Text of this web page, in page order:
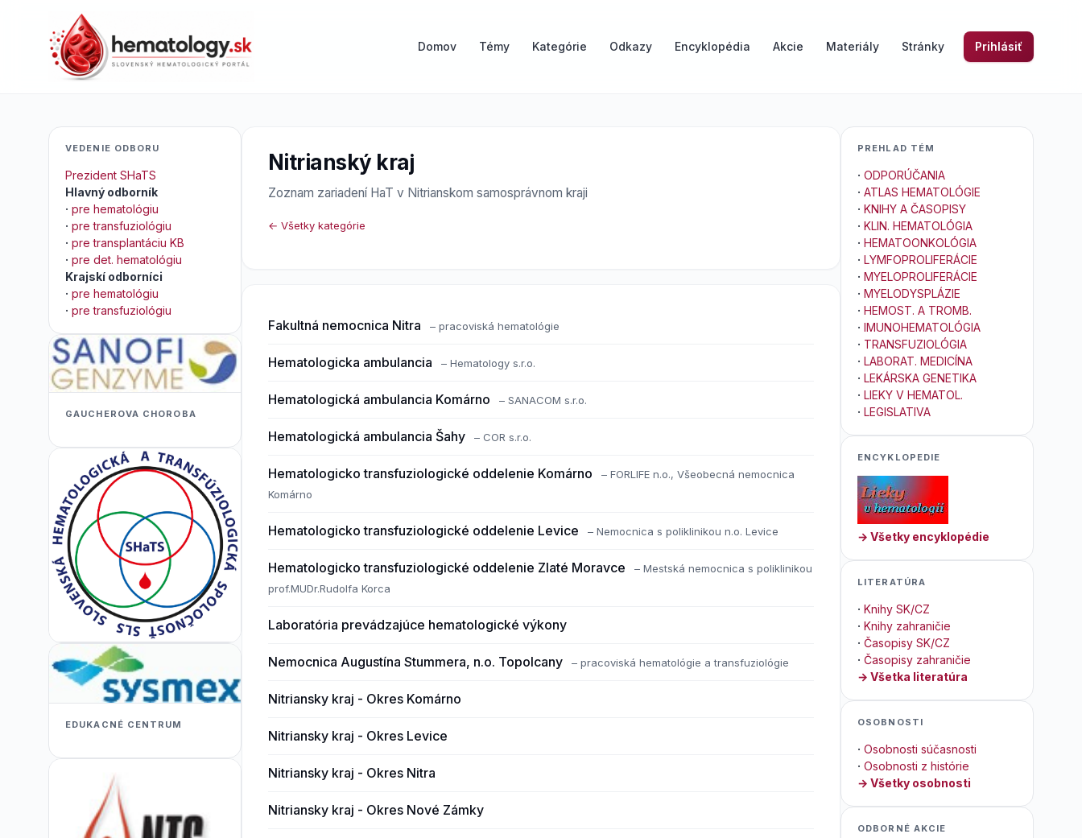
Domov Témy Kategórie Odkazy Encyklopédia Akcie Materiály Stránky Prihlásiť
Nitrianský kraj
Zoznam zariadení HaT v Nitrianskom samosprávnom kraji
← Všetky kategórie
Fakultná nemocnica Nitra – pracoviská hematológie
Hematologicka ambulancia – Hematology s.r.o.
Hematologická ambulancia Komárno – SANACOM s.r.o.
Hematologická ambulancia Šahy – COR s.r.o.
Hematologicko transfuziologické oddelenie Komárno
– FORLIFE n.o., Všeobecná nemocnica
Komárno
Hematologicko transfuziologické oddelenie Levice – Nemocnica s poliklinikou n.o. Levice
Hematologicko transfuziologické oddelenie Zlaté Moravce
– Mestská nemocnica s poliklinikou
prof.MUDr.Rudolfa Korca
Laboratória prevádzajúce hematologické výkony
Nemocnica Augustína Stummera, n.o. Topolcany – pracoviská hematológie a transfuziológie
Nitriansky kraj - Okres Komárno
Nitriansky kraj - Okres Levice
Nitriansky kraj - Okres Nitra
Nitriansky kraj - Okres Nové Zámky
VEDENIE ODBORU
Prezident SHaTS
Hlavný odborník
· pre hematológiu
· pre transfuziológiu
· pre transplantáciu KB
· pre det. hematológiu
Krajskí odborníci
· pre hematológiu
· pre transfuziológiu
GAUCHEROVA CHOROBA
EDUKACNÉ CENTRUM
PREHLAD TÉM
· ODPORÚČANIA
· ATLAS HEMATOLÓGIE
· KNIHY A ČASOPISY
· KLIN. HEMATOLÓGIA
· HEMATOONKOLÓGIA
· LYMFOPROLIFERÁCIE
· MYELOPROLIFERÁCIE
· MYELODYSPLÁZIE
· HEMOST. A TROMB.
· IMUNOHEMATOLÓGIA
· TRANSFUZIOLÓGIA
· LABORAT. MEDICÍNA
· LEKÁRSKA GENETIKA
· LIEKY V HEMATOL.
· LEGISLATIVA
ENCYKLOPEDIE
→ Všetky encyklopédie
LITERATÚRA
· Knihy SK/CZ
· Knihy zahraničie
· Časopisy SK/CZ
· Časopisy zahraničie
→ Všetka literatúra
OSOBNOSTI
· Osobnosti súčasnosti
· Osobnosti z histórie
→ Všetky osobnosti
ODBORNÉ AKCIE